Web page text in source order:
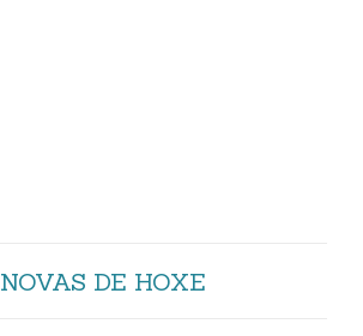
NOVAS DE HOXE